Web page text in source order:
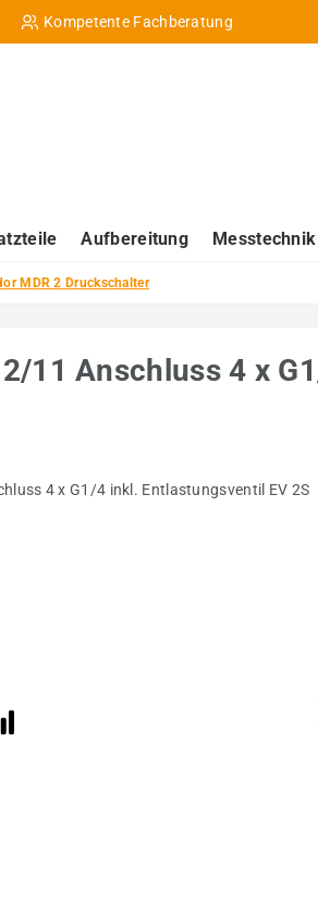
Kompetente Fachberatung
Aufbereitung Messtechnik
MDR 2 Druckschalter
11 Anschluss 4 x